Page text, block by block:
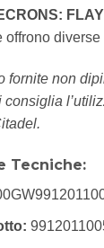
offrono
fornite non
Tecniche: